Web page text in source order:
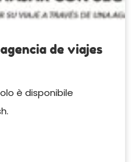
de viajes
è disponibile